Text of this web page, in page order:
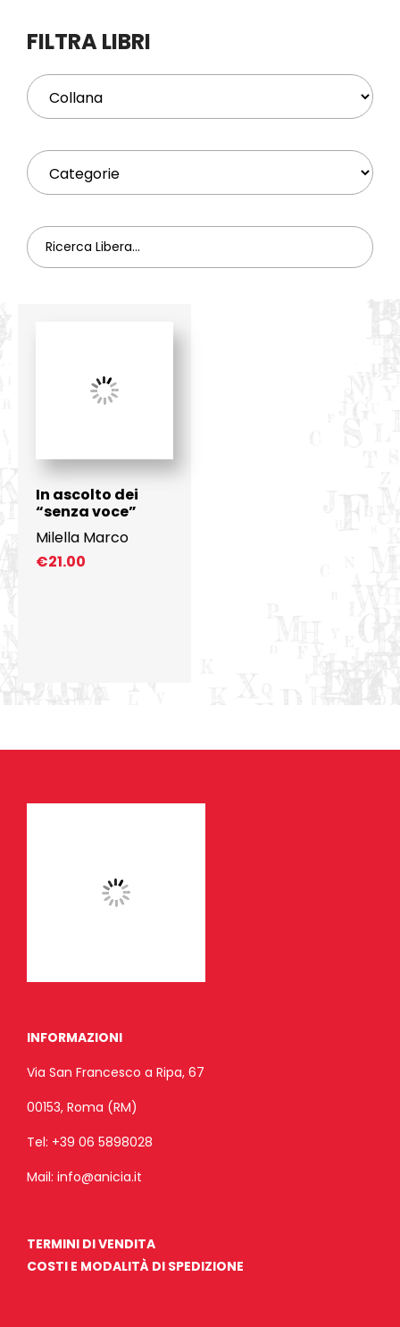
FILTRA LIBRI
In ascolto dei
“senza voce”
Milella Marco
€21.00
INFORMAZIONI
Via San Francesco a Ripa, 67
00153, Roma (RM)
Tel: +39 06 5898028
Mail: info@anicia.it
TERMINI DI VENDITA
COSTI E MODALITÀ DI SPEDIZIONE